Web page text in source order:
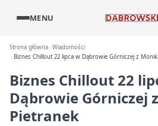
MENU
Strona główna Wiadomości
Biznes Chillout 22 lipca w Dąbrowie Górniczej z
Biznes Chillout 22
Dąbrowie Górniczej
Pietranek